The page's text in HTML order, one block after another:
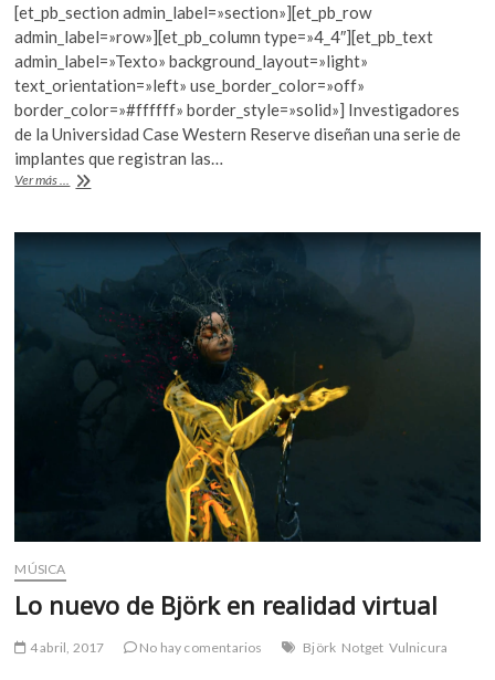
e
b
o
o
k
itt
er
at
s
A
p
p
[et_pb_section admin_label=»section»][et_pb_row
admin_label=»row»][et_pb_column type=»4_4″][et_pb_text
admin_label=»Texto» background_layout=»light»
text_orientation=»left» use_border_color=»off»
border_color=»#ffffff» border_style=»solid»] Investigadores
de la Universidad Case Western Reserve diseñan una serie de
implantes que registran las…
Ver más ...
La
a
tetrapléjico
a
moverse
MÚSICA
Lo nuevo de Björk en realidad virtual
4 abril, 2017 No hay comentarios Björk Notget Vulnicura